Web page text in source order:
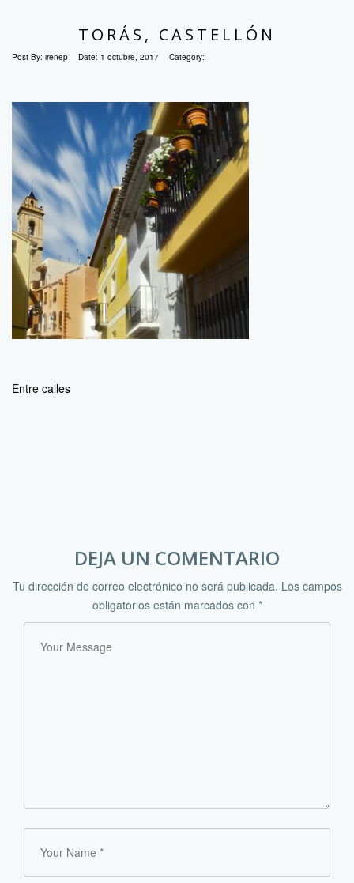
TORÁS, CASTELLÓN
Post By: irenep Date: 1 octubre, 2017 Category:
Entre calles
DEJA UN COMENTARIO
Tu dirección de correo electrónico no será publicada. Los campos
obligatorios están marcados con *